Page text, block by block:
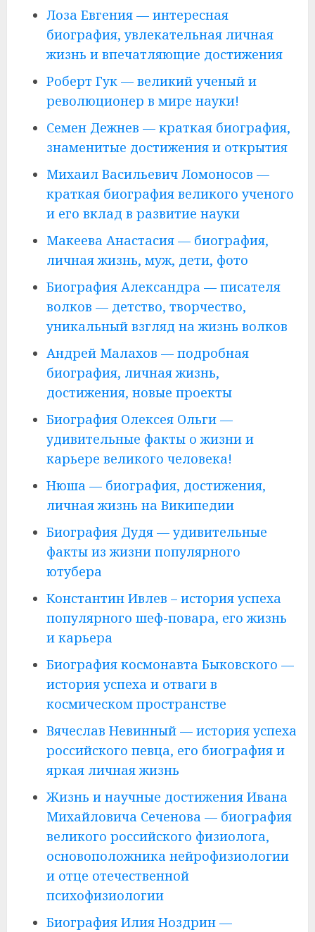
Лоза Евгения — интересная
биография, увлекательная личная
жизнь и впечатляющие достижения
Роберт Гук — великий ученый и
революционер в мире науки!
Семен Дежнев — краткая биография,
знаменитые достижения и открытия
Михаил Васильевич Ломоносов —
краткая биография великого ученого
и его вклад в развитие науки
Макеева Анастасия — биография,
личная жизнь, муж, дети, фото
Биография Александра — писателя
волков — детство, творчество,
уникальный взгляд на жизнь волков
Андрей Малахов — подробная
биография, личная жизнь,
достижения, новые проекты
Биография Олексея Ольги —
удивительные факты о жизни и
карьере великого человека!
Нюша — биография, достижения,
личная жизнь на Википедии
Биография Дудя — удивительные
факты из жизни популярного
ютубера
Константин Ивлев – история успеха
популярного шеф-повара, его жизнь
и карьера
Биография космонавта Быковского —
история успеха и отваги в
космическом пространстве
Вячеслав Невинный — история успеха
российского певца, его биография и
яркая личная жизнь
Жизнь и научные достижения Ивана
Михайловича Сеченова — биография
великого российского физиолога,
основоположника нейрофизиологии
и отце отечественной
психофизиологии
Биография Илия Ноздрин —